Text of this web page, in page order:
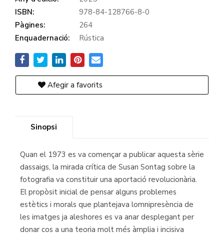
ISBN:
978-84-128766-8-0
Pàgines:
264
Enquadernació:
Rústica
Afegir a favorits
Sinopsi
Quan el 1973 es va començar a publicar aquesta sèrie
dassaigs, la mirada crítica de Susan Sontag sobre la
fotografia va constituir una aportació revolucionària.
El propòsit inicial de pensar alguns problemes
estètics i morals que plantejava lomnipresència de
les imatges ja aleshores es va anar desplegant per
donar cos a una teoria molt més àmplia i incisiva